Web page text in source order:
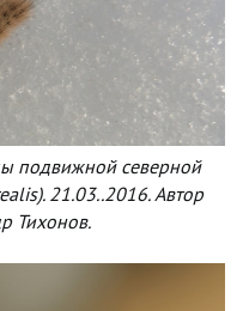
подвижной северной
21.03..2016. Автор
Тихонов.